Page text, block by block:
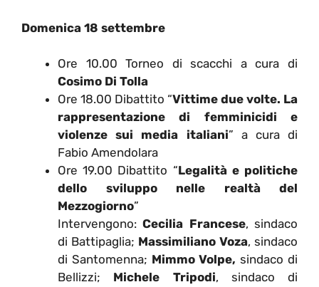
Domenica 18 settembre
Ore 10.00 Torneo di scacchi a cura di
Cosimo Di Tolla
Ore 18.00 Dibattito “Vittime due volte. La
rappresentazione di femminicidi e
violenze sui media italiani” a cura di
Fabio Amendolara
Ore 19.00 Dibattito “Legalità e politiche
dello sviluppo nelle realtà del
Mezzogiorno”
Intervengono:Cecilia Francese, sindaco
di Battipaglia; Massimiliano Voza, sindaco
di Santomenna; Mimmo Volpe, sindaco di
Bellizzi; Michele Tripodi, sindaco di